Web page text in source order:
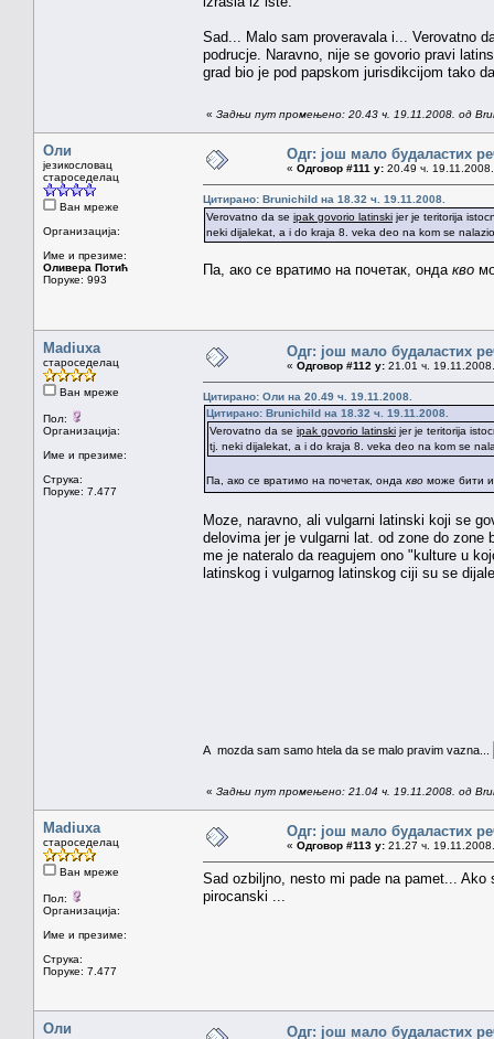
Sad... Malo sam proveravala i... Verovatno
podrucje. Naravno, nije se govorio pravi
grad bio je pod papskom jurisdikcijom tako
« Задњи пут промењено: 20.43 ч. 19.11.2008. од
Оли
језикословац
староседелац
Ван мреже
Организација:
Име и презиме:
Оливера Потић
Поруке: 993
Одг: још мало будаластих
« Одговор #111 у: 20.49 ч.
Цитирано: Brunichild на 18.32 ч. 19.11.2008.
Verovatno da se ipak govorio latinski jer je teritorija
neki dijalekat, a i do kraja 8. veka deo na kom se
Па, ако се вратимо на почетак, онда кво
Madiuxa
староседелац
Ван мреже
Пол:
Организација:
Име и презиме:
Струка:
Поруке: 7.477
Одг: још мало будаластих
« Одговор #112 у: 21.01 ч.
Цитирано: Оли на 20.49 ч. 19.11.2008.
Цитирано: Brunichild на 18.32 ч. 19.11.2008.
Verovatno da se ipak govorio latinski jer je teritorija
tj. neki dijalekat, a i do kraja 8. veka deo na kom se
Па, ако се вратимо на почетак, онда кво може бити
Moze, naravno, ali vulgarni latinski koji se
delovima jer je vulgarni lat. od zone do
me je nateralo da reagujem ono "kulture u
latinskog i vulgarnog latinskog ciji su se
A mozda sam samo htela da se malo pravim vazna...
« Задњи пут промењено: 21.04 ч. 19.11.2008. од
Madiuxa
староседелац
Ван мреже
Пол:
Организација:
Име и презиме:
Струка:
Поруке: 7.477
Одг: још мало будаластих
« Одговор #113 у: 21.27 ч.
Sad ozbiljno, nesto mi pade na pamet...
pirocanski ...
Оли Одг: још мало будаластих